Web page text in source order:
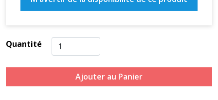
Quantité
Ajouter au Panier